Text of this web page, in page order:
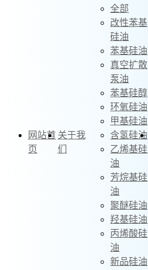
网站首
页
关于我
们
全部
改性苯基
硅油
苯基硅油
真空扩散
泵油
苯基硅醇
环氧硅油
甲基硅油
含氢硅油
乙烯基硅
油
芳烷基硅
油
聚醚硅油
羟基硅油
丙烯酸硅
油
新品硅油